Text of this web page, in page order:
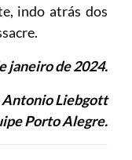
indo atrás dos
janeiro de 2024.
Liebgott
Porto Alegre.